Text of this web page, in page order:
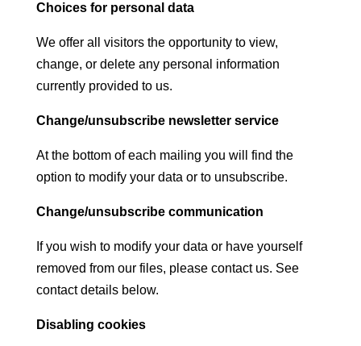
Choices for personal data
We offer all visitors the opportunity to view,
change, or delete any personal information
currently provided to us.
Change/unsubscribe newsletter service
At the bottom of each mailing you will find the
option to modify your data or to unsubscribe.
Change/unsubscribe communication
If you wish to modify your data or have yourself
removed from our files, please contact us. See
contact details below.
Disabling cookies